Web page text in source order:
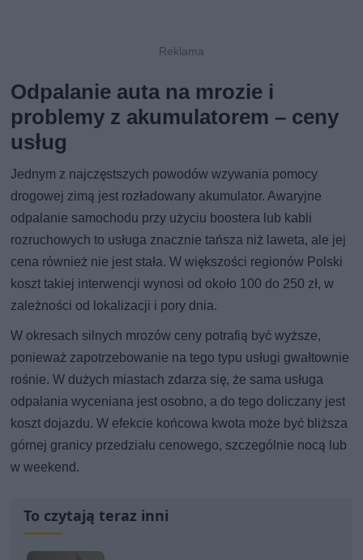
Odpalanie auta na mrozie i
problemy z akumulatorem – ceny
usług
Jednym z najczęstszych powodów wzywania pomocy
drogowej zimą jest rozładowany akumulator. Awaryjne
odpalanie samochodu przy użyciu boostera lub kabli
rozruchowych to usługa znacznie tańsza niż laweta, ale jej
cena również nie jest stała. W większości regionów Polski
koszt takiej interwencji wynosi od około 100 do 250 zł, w
zależności od lokalizacji i pory dnia.
W okresach silnych mrozów ceny potrafią być wyższe,
ponieważ zapotrzebowanie na tego typu usługi gwałtownie
rośnie. W dużych miastach zdarza się, że sama usługa
odpalania wyceniana jest osobno, a do tego doliczany jest
koszt dojazdu. W efekcie końcowa kwota może być bliższa
górnej granicy przedziału cenowego, szczególnie nocą lub
w weekend.
To czytają teraz inni